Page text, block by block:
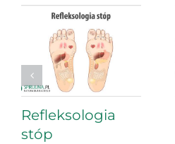
Refleksologia
stóp